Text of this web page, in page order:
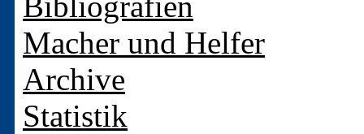
Macher und Helfer
Archive
Statistik